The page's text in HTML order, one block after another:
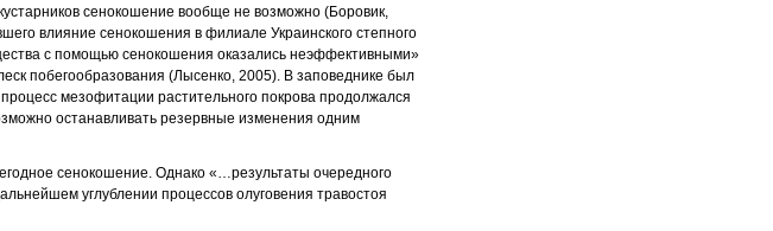
сенокошение вообще не возможно (Боровик,
влияние сенокошения в филиале Украинского степного
с помощью сенокошения оказались неэффективными»
побегообразования (Лысенко, 2005). В заповеднике был
мезофитации растительного покрова продолжался
останавливать резервные изменения одним
сенокошение. Однако «…результаты очередного
углублении процессов олуговения травостоя